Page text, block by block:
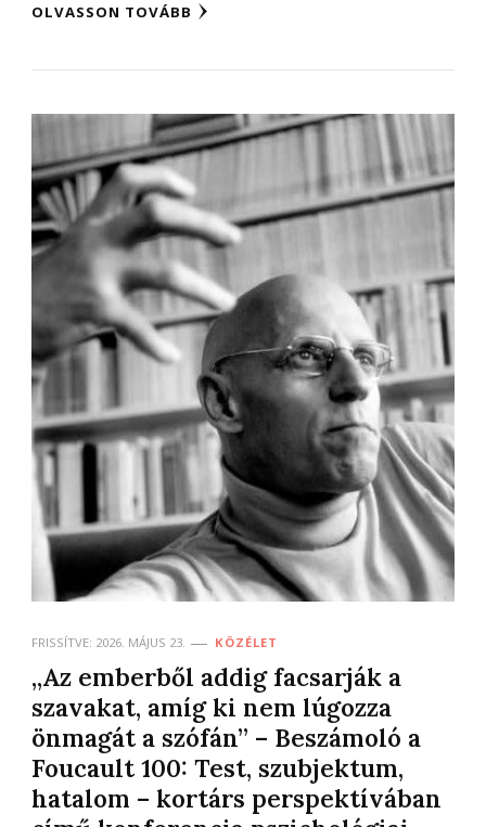
OLVASSON TOVÁBB
FRISSÍTVE: 2026. MÁJUS 23. KÖZÉLET
„Az emberből addig facsarják a
szavakat, amíg ki nem lúgozza
önmagát a szófán” – Beszámoló a
Foucault 100: Test, szubjektum,
hatalom – kortárs perspektívában